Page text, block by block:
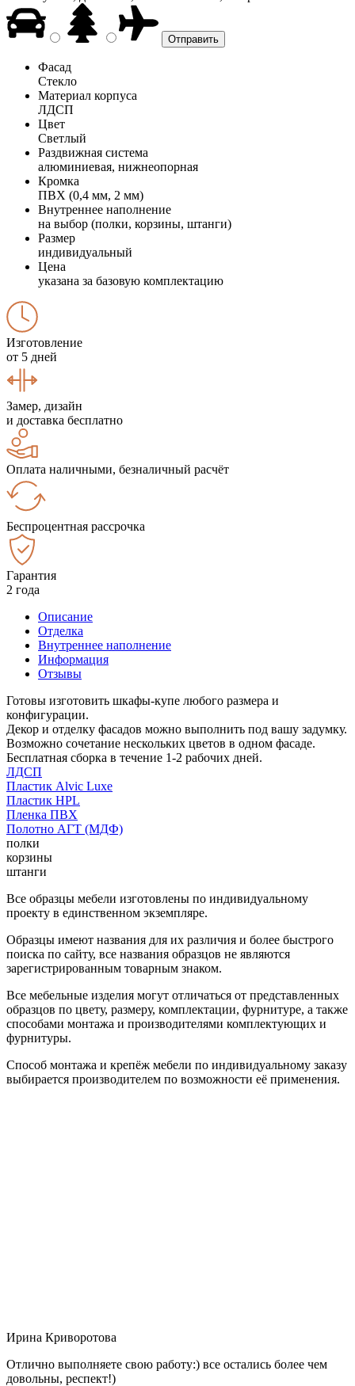
Фасад
Стекло
Материал корпуса
ЛДСП
Цвет
Светлый
Раздвижная система
алюминиевая, нижнеопорная
Кромка
ПВХ (0,4 мм, 2 мм)
Внутреннее наполнение
на выбор (полки, корзины, штанги)
Размер
индивидуальный
Цена
указана за базовую комплектацию
Изготовление
от 5 дней
Замер, дизайн
и доставка бесплатно
Оплата наличными, безналичный расчёт
Беспроцентная рассрочка
Гарантия
2 года
Описание
Отделка
Внутреннее наполнение
Информация
Отзывы
Готовы изготовить шкафы-купе любого размера и
конфигурации.
Декор и отделку фасадов можно выполнить под вашу задумку.
Возможно сочетание нескольких цветов в одном фасаде.
Бесплатная сборка в течение 1-2 рабочих дней.
ЛДСП
Пластик Alvic Luxe
Пластик HPL
Пленка ПВХ
Полотно АГТ (МДФ)
полки
корзины
штанги
Все образцы мебели изготовлены по индивидуальному
проекту в единственном экземпляре.
Образцы имеют названия для их различия и более быстрого
поиска по сайту, все названия образцов не являются
зарегистрированным товарным знаком.
Все мебельные изделия могут отличаться от представленных
образцов по цвету, размеру, комплектации, фурнитуре, а также
способами монтажа и производителями комплектующих и
фурнитуры.
Способ монтажа и крепёж мебели по индивидуальному заказу
выбирается производителем по возможности её применения.
Ирина Криворотова
Отлично выполняете свою работу:) все остались более чем
довольны, респект!)